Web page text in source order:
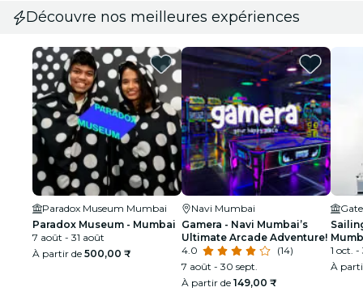
Découvre nos meilleures expériences
Paradox Museum Mumbai
Paradox Museum - Mumbai
7 août - 31 août
À partir de 500,00 ₹
Navi Mumbai
Gamera - Navi Mumbai’s
Ultimate Arcade Adventure!
4.0
(14)
7 août - 30 sept.
À partir de 149,00 ₹
taille
1 oct. -
À